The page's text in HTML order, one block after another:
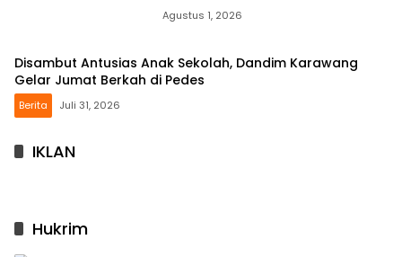
Agustus 1, 2026
Disambut Antusias Anak Sekolah, Dandim Karawang
Gelar Jumat Berkah di Pedes
Berita Juli 31, 2026
IKLAN
Hukrim